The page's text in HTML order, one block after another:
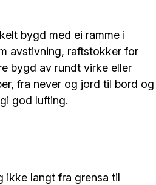
bygd med ei ramme i
avstivning, raftstokker for
bygd av rundt virke eller
fra never og jord til bord og
god lufting.
ikke langt fra grensa til